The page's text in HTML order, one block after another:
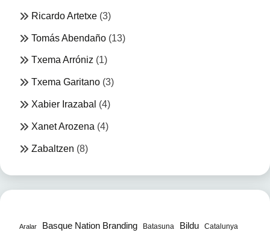
Ricardo Artetxe (3)
Tomás Abendaño (13)
Txema Arróniz (1)
Txema Garitano (3)
Xabier Irazabal (4)
Xanet Arozena (4)
Zabaltzen (8)
Aralar Basque Nation Branding Batasuna Bildu Catalunya